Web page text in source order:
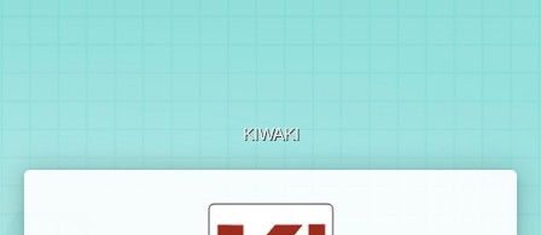
KIWAKI